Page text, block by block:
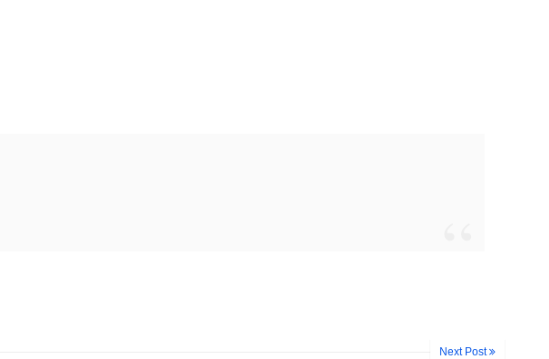
Next Post